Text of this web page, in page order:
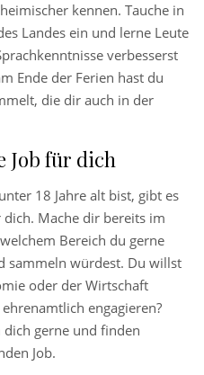
kennen. Tauche in
Landes ein und lerne Leute
verbesserst
Ende der Ferien hast du
die dir auch in der
Job für dich
18 Jahre alt bist, gibt es
Mache dir bereits im
Bereich du gerne
sammeln würdest. Du willst
oder der Wirtschaft
engagieren?
dich gerne und finden
Job.